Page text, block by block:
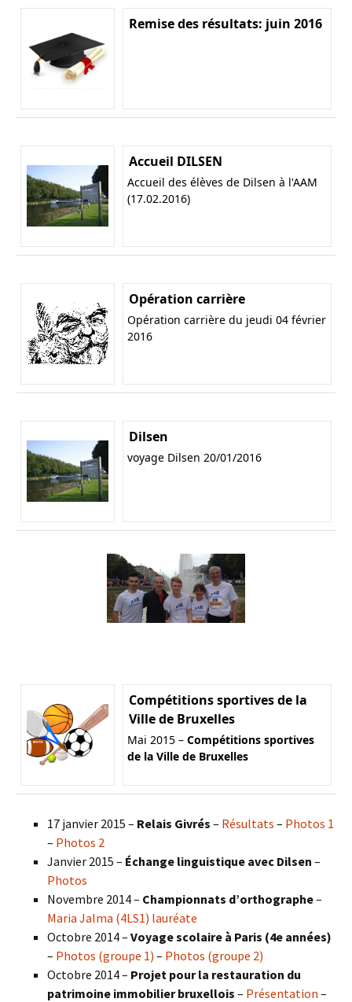
Remise des résultats: juin 2016
Accueil DILSEN
Accueil des élèves de Dilsen à l'AAM
(17.02.2016)
Opération carrière
Opération carrière du jeudi 04 février
2016
Dilsen
voyage Dilsen 20/01/2016
Compétitions sportives de la
Ville de Bruxelles
Mai 2015 – Compétitions sportives
de la Ville de Bruxelles
17 janvier 2015 – Relais Givrés – Résultats – Photos 1
– Photos 2
Janvier 2015 – Échange linguistique avec Dilsen –
Photos
Novembre 2014 – Championnats d’orthographe–
Maria Jalma (4LS1) lauréate
Octobre 2014 – Voyage scolaire à Paris (4e années)
– Photos (groupe 1) – Photos (groupe 2)
Octobre 2014 – Projet pour la restauration du
patrimoine immobilier bruxellois – Présentation –